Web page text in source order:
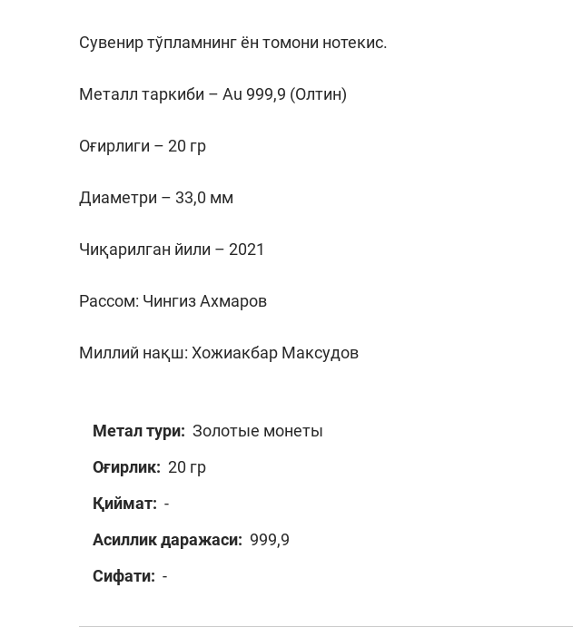
Сувенир тўпламнинг ён томони нотекис.
Металл таркиби – Au 999,9 (Олтин)
Оғирлиги – 20 гр
Диаметри – 33,0 мм
Чиқарилган йили – 2021
Рассом: Чингиз Ахмаров
Миллий нақш: Хожиакбар Максудов
Метал тури: Золотые монеты
Оғирлик: 20 гр
Қиймат: -
Асиллик даражаси: 999,9
Сифати: -